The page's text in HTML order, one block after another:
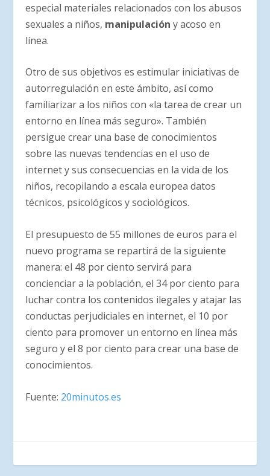
especial materiales relacionados con los abusos
sexuales a niños, manipulación y acoso en
línea.
Otro de sus objetivos es estimular iniciativas de
autorregulación en este ámbito, así como
familiarizar a los niños con «la tarea de crear un
entorno en línea más seguro». También
persigue crear una base de conocimientos
sobre las nuevas tendencias en el uso de
internet y sus consecuencias en la vida de los
niños, recopilando a escala europea datos
técnicos, psicológicos y sociológicos.
El presupuesto de 55 millones de euros para el
nuevo programa se repartirá de la siguiente
manera: el 48 por ciento servirá para
concienciar a la población, el 34 por ciento para
luchar contra los contenidos ilegales y atajar las
conductas perjudiciales en internet, el 10 por
ciento para promover un entorno en línea más
seguro y el 8 por ciento para crear una base de
conocimientos.
Fuente: 20minutos.es